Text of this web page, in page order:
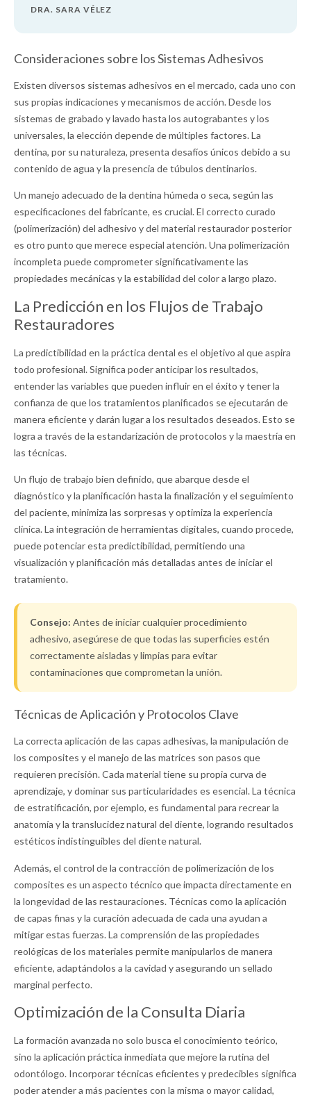
DRA. SARA VÉLEZ
Consideraciones sobre los Sistemas Adhesivos
Existen diversos sistemas adhesivos en el mercado, cada uno con
sus propias indicaciones y mecanismos de acción. Desde los
sistemas de grabado y lavado hasta los autograbantes y los
universales, la elección depende de múltiples factores. La
dentina, por su naturaleza, presenta desafíos únicos debido a su
contenido de agua y la presencia de túbulos dentinarios.
Un manejo adecuado de la dentina húmeda o seca, según las
especificaciones del fabricante, es crucial. El correcto curado
(polimerización) del adhesivo y del material restaurador posterior
es otro punto que merece especial atención. Una polimerización
incompleta puede comprometer significativamente las
propiedades mecánicas y la estabilidad del color a largo plazo.
La Predicción en los Flujos de Trabajo
Restauradores
La predictibilidad en la práctica dental es el objetivo al que aspira
todo profesional. Significa poder anticipar los resultados,
entender las variables que pueden influir en el éxito y tener la
confianza de que los tratamientos planificados se ejecutarán de
manera eficiente y darán lugar a los resultados deseados. Esto se
logra a través de la estandarización de protocolos y la maestría en
las técnicas.
Un flujo de trabajo bien definido, que abarque desde el
diagnóstico y la planificación hasta la finalización y el seguimiento
del paciente, minimiza las sorpresas y optimiza la experiencia
clínica. La integración de herramientas digitales, cuando procede,
puede potenciar esta predictibilidad, permitiendo una
visualización y planificación más detalladas antes de iniciar el
tratamiento.
Consejo: Antes de iniciar cualquier procedimiento
adhesivo, asegúrese de que todas las superficies estén
correctamente aisladas y limpias para evitar
contaminaciones que comprometan la unión.
Técnicas de Aplicación y Protocolos Clave
La correcta aplicación de las capas adhesivas, la manipulación de
los composites y el manejo de las matrices son pasos que
requieren precisión. Cada material tiene su propia curva de
aprendizaje, y dominar sus particularidades es esencial. La técnica
de estratificación, por ejemplo, es fundamental para recrear la
anatomía y la translucidez natural del diente, logrando resultados
estéticos indistinguibles del diente natural.
Además, el control de la contracción de polimerización de los
composites es un aspecto técnico que impacta directamente en
la longevidad de las restauraciones. Técnicas como la aplicación
de capas finas y la curación adecuada de cada una ayudan a
mitigar estas fuerzas. La comprensión de las propiedades
reológicas de los materiales permite manipularlos de manera
eficiente, adaptándolos a la cavidad y asegurando un sellado
marginal perfecto.
Optimización de la Consulta Diaria
La formación avanzada no solo busca el conocimiento teórico,
sino la aplicación práctica inmediata que mejore la rutina del
odontólogo. Incorporar técnicas eficientes y predecibles significa
poder atender a más pacientes con la misma o mayor calidad,